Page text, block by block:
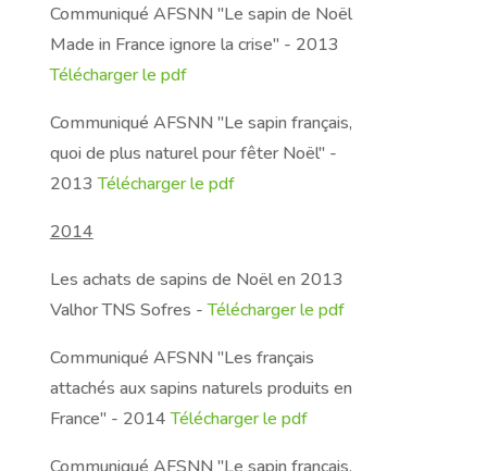
Communiqué AFSNN "Le sapin de Noël
Made in France ignore la crise" - 2013
Télécharger le pdf
Communiqué AFSNN "Le sapin français,
quoi de plus naturel pour fêter Noël" -
2013 Télécharger le pdf
2014
Les achats de sapins de Noël en 2013
Valhor TNS Sofres -Télécharger le pdf
Communiqué AFSNN "Les français
attachés aux sapins naturels produits en
France" - 2014 Télécharger le pdf